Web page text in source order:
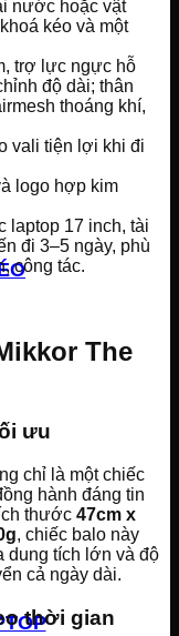
nước hoặc vật
kéo và một
trợ lực ngực hỗ
độ dài; thân
thoáng khí,
vali tiện lợi khi đi
logo hợp kim
17 inch, tài
đi 3–5 ngày, phù
công tác.
The
ưu
chỉ là một chiếc
hành đáng tin
thước 47cm x
, chiếc balo này
dung tích lớn và độ
cả ngày dài.
thời gian